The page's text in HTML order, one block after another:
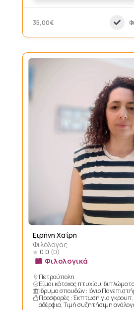
35,00€
Ειρήνη Χαΐρη
Φιλόλογος
0.0 (0)
Φιλολογικά
Πετρούπολη
Είμαι κάτοχος πτυχίου,
Ίδρυμα σπουδών : Ιόνιο
Προσφορές : Έκπτωση για
αδέρφια, Τιμή συζητήσιμη